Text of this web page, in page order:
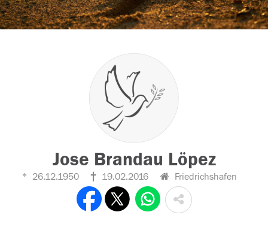
Jose Brandau Löpez
26.12.1950 19.02.2016 Friedrichshafen